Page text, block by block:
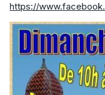
https://